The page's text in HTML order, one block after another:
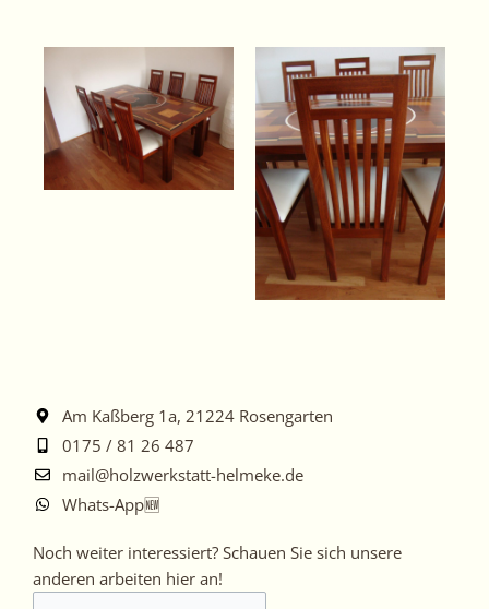
Am Kaßberg 1a, 21224 Rosengarten
0175 / 81 26 487
mail@holzwerkstatt-helmeke.de
Whats-App🆕
Noch weiter interessiert? Schauen Sie sich unsere
anderen arbeiten hier an!
Noch
weiter
interessiert?